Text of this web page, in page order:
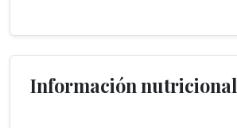
Información nutricional